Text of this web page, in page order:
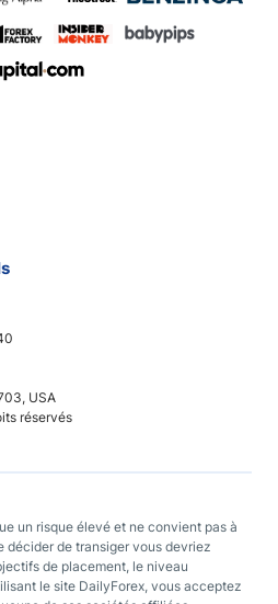
USA
réservés
un risque élevé et ne convient pas à
décider de transiger vous devriez
de placement, le niveau
le site DailyForex, vous acceptez